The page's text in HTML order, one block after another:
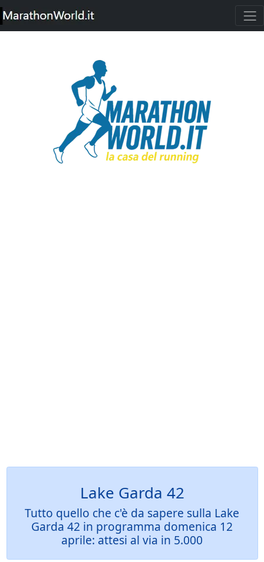
Lake Garda 42
Tutto quello che c'è da sapere sulla Lake
Garda 42 in programma domenica 12
aprile: attesi al via in 5.000